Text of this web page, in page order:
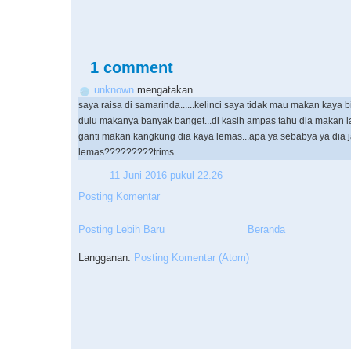
1 comment
unknown mengatakan...
saya raisa di samarinda......kelinci saya tidak mau makan kaya
dulu makanya banyak banget...di kasih ampas tahu dia makan
ganti makan kangkung dia kaya lemas...apa ya sebabya ya dia
lemas?????????trims
11 Juni 2016 pukul 22.26
Posting Komentar
Posting Lebih Baru Beranda
Langganan: Posting Komentar (Atom)